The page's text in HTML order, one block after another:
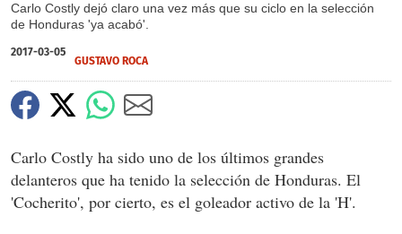
Carlo Costly dejó claro una vez más que su ciclo en la selección
de Honduras 'ya acabó'.
2017-03-05
GUSTAVO ROCA
Carlo Costly ha sido uno de los últimos grandes
delanteros que ha tenido la selección de Honduras. El
'Cocherito', por cierto, es el goleador activo de la 'H'.